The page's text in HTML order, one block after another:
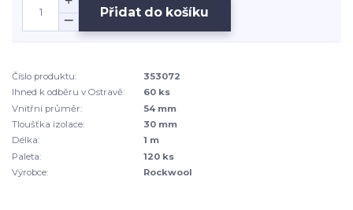
Přidat do košíku
Číslo produktu:
353072
Ihned k odběru v Ostravě:
60 ks
Vnitřní průměr:
54 mm
Tloušťka izolace:
30 mm
Délka:
1 m
Paleta:
120 ks
Výrobce:
Rockwool